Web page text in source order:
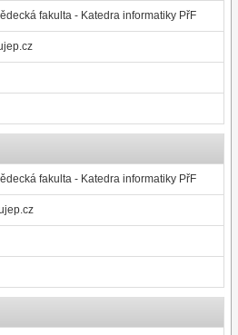
fakulta - Katedra informatiky PřF
fakulta - Katedra informatiky PřF